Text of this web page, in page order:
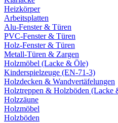
Heizkörper
Arbeitsplatten
Alu-Fenster & Türen
PVC-Fenster & Türen
Holz-Fenster & Türen
Metall-Türen & Zargen
Holzmöbel (Lacke & Öle)
Kinderspielzeuge (EN-71-3)
Holzdecken & Wandvertäfelungen
Holztreppen & Holzböden (Lacke
Holzzäune
Holzmöbel
Holzböden